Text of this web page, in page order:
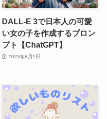
DALL-E 3で日本人の可愛
い女の子を作成するプロン
プト【ChatGPT】
2023年8月1日